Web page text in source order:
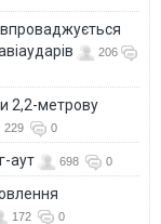
впроваджується
206
2,2-метрову
229 0
аут 698 0
172 0